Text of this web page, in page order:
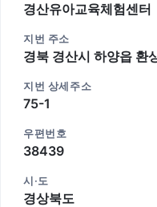
경산유아교육체험센터
지번 주소
경북 경산시 하양읍 환
지번 상세주소
75-1
우편번호
38439
시·도
경상북도